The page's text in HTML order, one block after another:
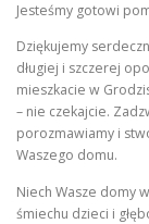
Jesteśmy gotowi
Dziękujemy
długiej i szczerej
mieszkacie w
– nie czekajcie.
porozmawiamy i
Waszego domu.
Niech Wasze domy
śmiechu dzieci i